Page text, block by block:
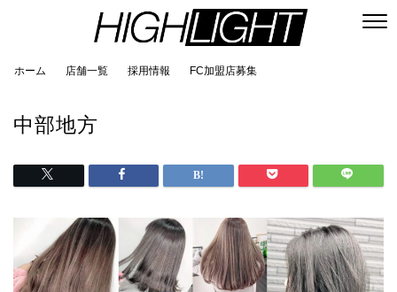
ホーム 店舗一覧 採用情報 FC加盟店募集
中部地方